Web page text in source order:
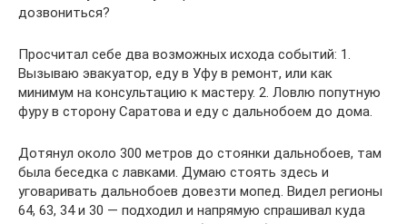
дозвониться?
Просчитал себе два возможных исхода событий: 1.
Вызываю эвакуатор, еду в Уфу в ремонт, или как
минимум на консультацию к мастеру. 2. Ловлю попутную
фуру в сторону Саратова и еду с дальнобоем до дома.
Дотянул около 300 метров до стоянки дальнобоев, там
была беседка с лавками. Думаю стоять здесь и
уговаривать дальнобоев довезти мопед. Видел регионы
64, 63, 34 и 30 — подходил и напрямую спрашивал куда